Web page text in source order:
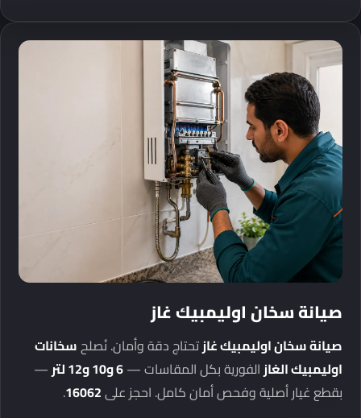
صيانة سخان اوليمبيك غاز
صيانة سخان اوليمبيك غازتحتاج دقة وأمان. نُصلحسخانات
اوليمبيك الغازالفورية بكل المقاسات —6 و10 و12 لتر
—
بقطع غيار أصلية وفحص أمان كامل. احجز على16062
.